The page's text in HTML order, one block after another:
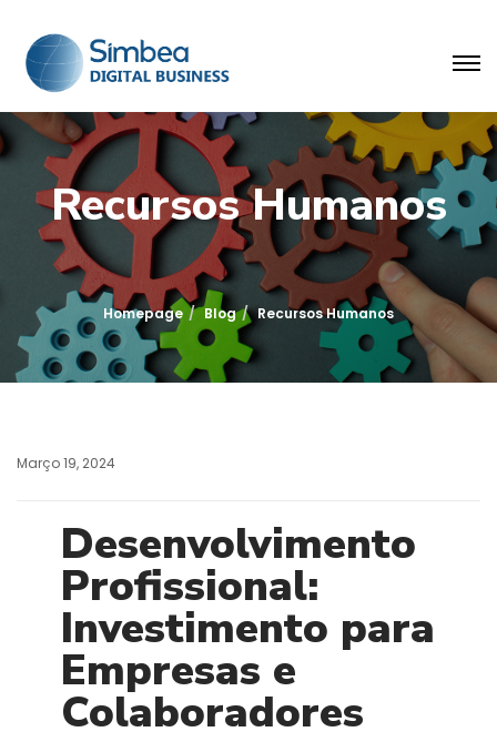
Recursos Humanos
Homepage Blog Recursos Humanos
Março 19, 2024
Desenvolvimento
Profissional:
Investimento para
Empresas e
Colaboradores